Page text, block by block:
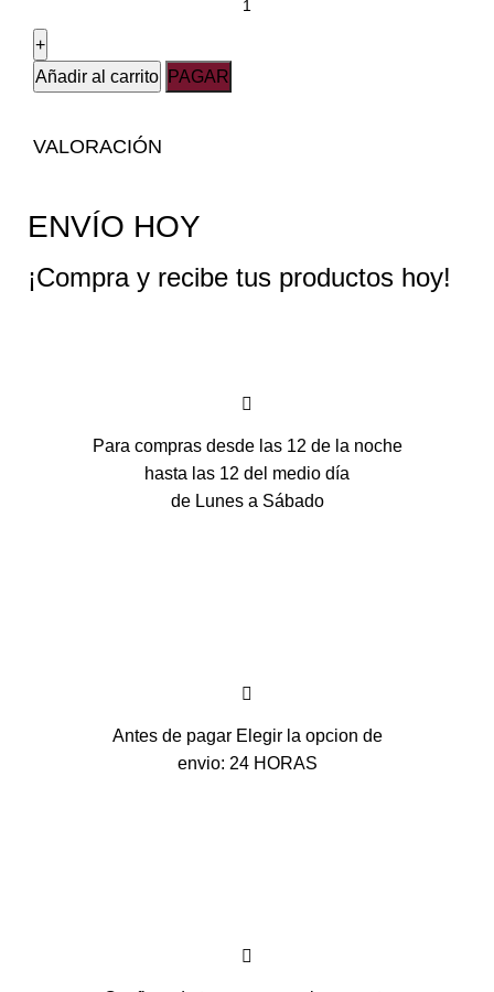
Añadir al carrito PAGAR
VALORACIÓN
ENVÍO HOY
¡Compra y recibe tus productos hoy!
Para compras desde las 12 de la noche
hasta las 12 del medio día
de Lunes a Sábado
Antes de pagar Elegir la opcion de
envio: 24 HORAS